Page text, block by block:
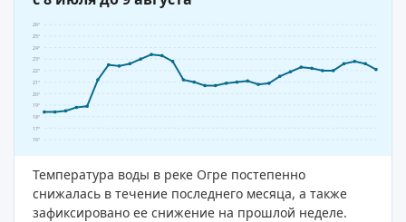
16°
17°
18°
19°
20°
21°
22°
23°
24°
25°
26°
Температура воды в реке Огре постепенно
снижалась в течение последнего месяца, а также
зафиксировано ее снижение на прошлой неделе.